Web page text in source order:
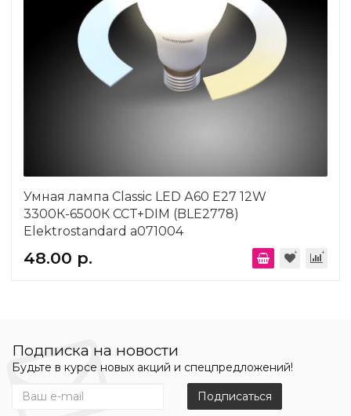
Умная лампа Classic LED А60 Е27 12W
3300К-6500К CCT+DIM (BLE2778)
Elektrostandard a071004
48.00 р.
Подписка на новости
Будьте в курсе новых акций и спецпредложений!
Подписаться